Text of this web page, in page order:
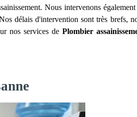
Nous intervenons également
délais d'intervention sont très brefs,
nos services de Plombier